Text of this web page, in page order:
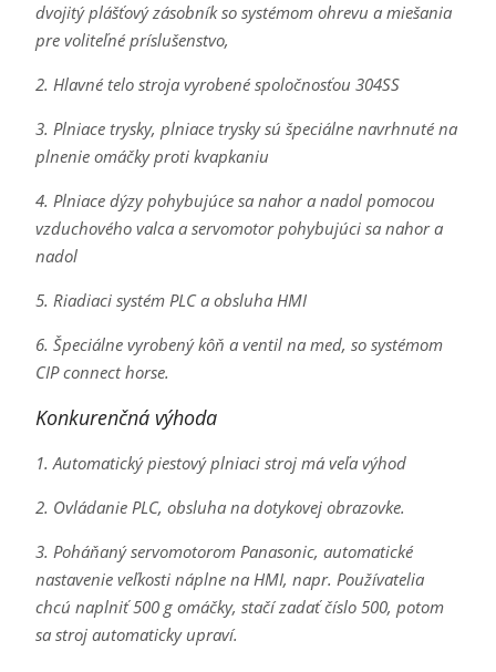
dvojitý plášťový zásobník so systémom ohrevu a miešania
pre voliteľné príslušenstvo,
2. Hlavné telo stroja vyrobené spoločnosťou 304SS
3. Plniace trysky, plniace trysky sú špeciálne navrhnuté na
plnenie omáčky proti kvapkaniu
4. Plniace dýzy pohybujúce sa nahor a nadol pomocou
vzduchového valca a servomotor pohybujúci sa nahor a
nadol
5. Riadiaci systém PLC a obsluha HMI
6. Špeciálne vyrobený kôň a ventil na med, so systémom
CIP connect horse.
Konkurenčná výhoda
1. Automatický piestový plniaci stroj má veľa výhod
2. Ovládanie PLC, obsluha na dotykovej obrazovke.
3. Poháňaný servomotorom Panasonic, automatické
nastavenie veľkosti náplne na HMI, napr. Používatelia
chcú naplniť 500 g omáčky, stačí zadať číslo 500, potom
sa stroj automaticky upraví.